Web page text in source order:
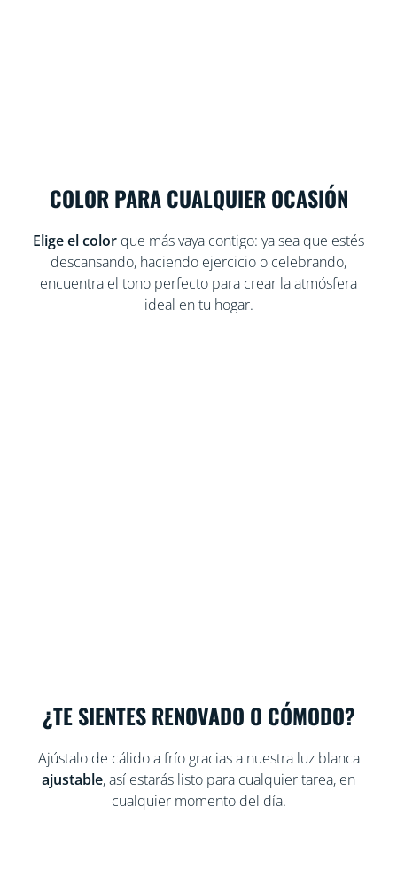
COLOR PARA CUALQUIER OCASIÓN
Elige el color que más vaya contigo: ya sea que estés
descansando, haciendo ejercicio o celebrando,
encuentra el tono perfecto para crear la atmósfera
ideal en tu hogar.
¿TE SIENTES RENOVADO O CÓMODO?
Ajústalo de cálido a frío gracias a nuestra luz blanca
ajustable, así estarás listo para cualquier tarea, en
cualquier momento del día.